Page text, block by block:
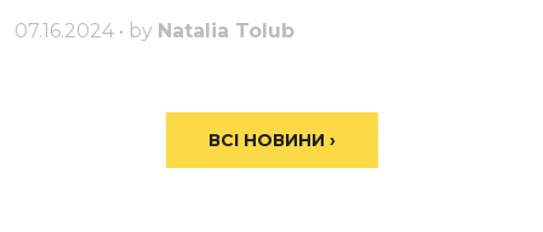
07.16.2024 • by Natalia Tolub
ВСІ НОВИНИ ›